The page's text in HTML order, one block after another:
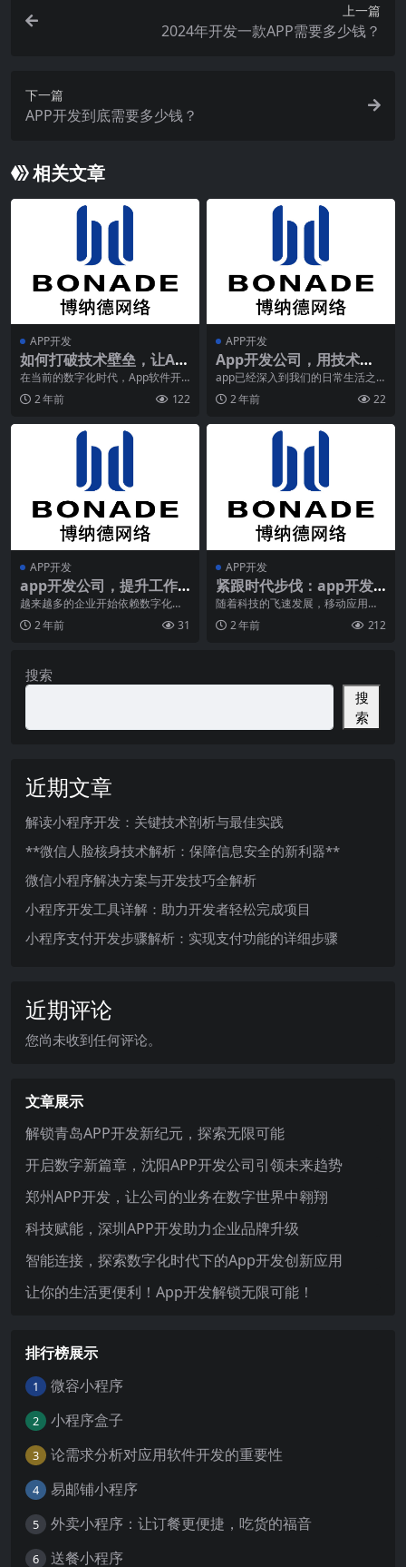
上一篇
2024年开发一款APP需要多少钱？
下一篇
APP开发到底需要多少钱？
相关文章
APP开发
如何打破技术壁垒，让Ap
p软件开发更简单？
在当前的数字化时代，App软件开
发已成为创新和业务拓展的关键领
域。然而，许多企业
2 年前 122
APP开发
App开发公司，用技术改
变世界，用服务赢得客
户！
app已经深入到我们的日常生活之
中。无论是社交娱乐、工作学习，
还是购物出行，ap
2 年前 22
APP开发
app开发公司，提升工作
效率，体验智能办公的魅
力！
越来越多的企业开始依赖数字化工
具和应用程序来提高工作效率并提
升员工体验。本文将探
2 年前 31
APP开发
紧跟时代步伐：app开发
公司如何应对技术变革？
随着科技的飞速发展，移动应用市
场也日新月异。作为App开发公司​
，如何紧跟时代步
2 年前 212
搜索
搜
索
近期文章
解读小程序开发：关键技术剖析与最佳实践
**微信人脸核身技术解析：保障信息安全的新利器**
微信小程序解决方案与开发技巧全解析
小程序开发工具详解：助力开发者轻松完成项目
小程序支付开发步骤解析：实现支付功能的详细步骤
近期评论
您尚未收到任何评论。
文章展示
解锁青岛APP开发新纪元，探索无限可能
开启数字新篇章，沈阳APP开发公司引领未来趋势
郑州APP开发，让公司的业务在数字世界中翱翔
科技赋能，深圳APP开发助力企业品牌升级
智能连接，探索数字化时代下的App开发创新应用
让你的生活更便利！App开发解锁无限可能！
排行榜展示
1 微容小程序
2 小程序盒子
3 论需求分析对应用软件开发的重要性
4 易邮铺小程序
5 外卖小程序：让订餐更便捷，吃货的福音
6 送餐小程序